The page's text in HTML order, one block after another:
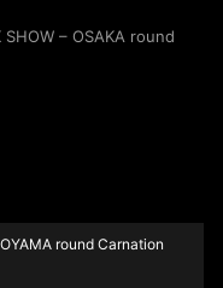
SHOW – OSAKA round
round Carnation